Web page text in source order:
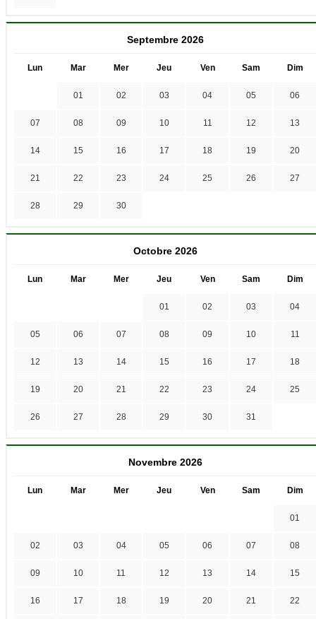
Septembre 2026
Lun Mar Mer Jeu Ven Sam Dim
01 02 03 04 05 06
07 08 09 10 11 12 13
14 15 16 17 18 19 20
21 22 23 24 25 26 27
28 29 30
Octobre 2026
Lun Mar Mer Jeu Ven Sam Dim
01 02 03 04
05 06 07 08 09 10 11
12 13 14 15 16 17 18
19 20 21 22 23 24 25
26 27 28 29 30 31
Novembre 2026
Lun Mar Mer Jeu Ven Sam Dim
01
02 03 04 05 06 07 08
09 10 11 12 13 14 15
16 17 18 19 20 21 22